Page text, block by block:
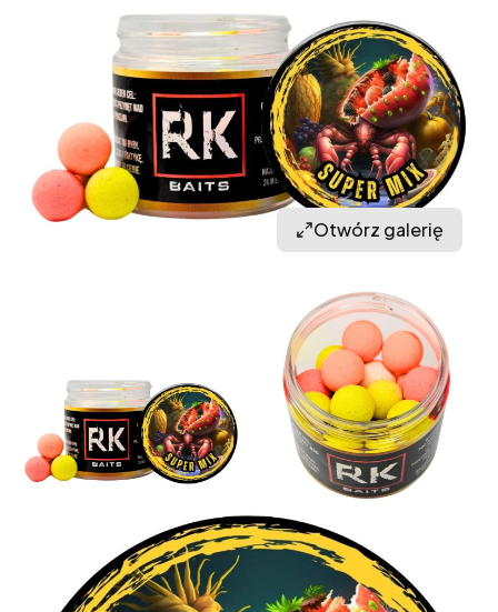
Otwórz galerię